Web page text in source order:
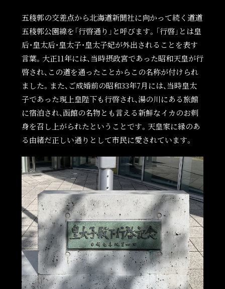
五稜郭の交差点から北海道新聞社に向かって続く道道
五稜郭公園線を「行啓通り」と呼びます。「行啓」とは皇
后・皇太后・皇太子・皇太子妃が外出されることを表す
言葉。大正11年には、当時摂政宮であった昭和天皇が行
啓され、この道を通ったことからこの名称が付けられ
ました。また、ご成婚前の昭和33年7月には、当時皇太
子であった現上皇陛下も行啓され、湯の川にある旅館
に宿泊され、函館の名物とも言える新鮮なイカのお刺
身を召し上がられたということです。天皇家に縁のあ
る由緒だ正しい通りとして市民に愛されています。